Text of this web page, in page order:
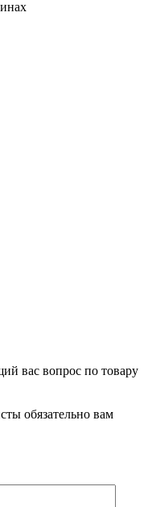
вас вопрос по товару
обязательно вам